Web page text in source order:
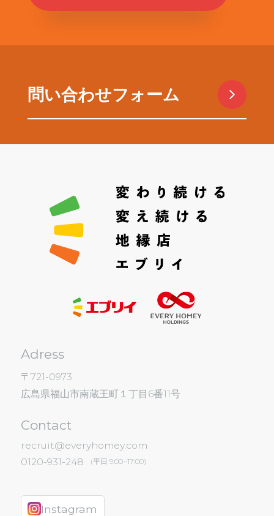
問い合わせフォーム
Adress
〒721-0973
広島県福山市南蔵王町１丁目6番11号
Contact
recruit@everyhomey.com
0120-931-248
(平日 9:00~17:00)
Instagram